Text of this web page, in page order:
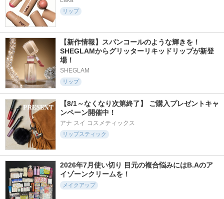
リップ
【新作情報】スパンコールのような輝きを！
SHEGLAMからグリッターリキッドリップが新登
場！
SHEGLAM
リップ
【8/1～なくなり次第終了】 ご購入プレゼントキャ
ンペーン開催中！
アナ スイ コスメティックス
リップスティック
2026年7月使い切り 目元の複合悩みにはB.Aのア
イゾーンクリームを！
メイクアップ